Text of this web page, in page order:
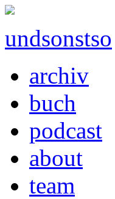
undsonstso
archiv
buch
podcast
about
team